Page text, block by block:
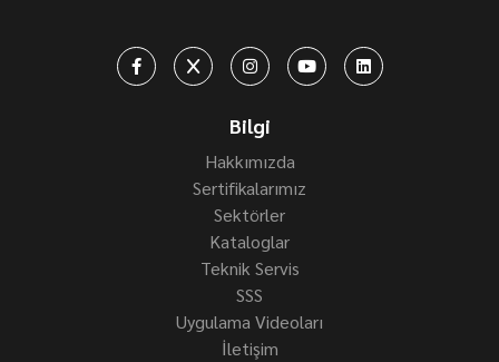
Bilgi
Hakkımızda
Sertifikalarımız
Sektörler
Kataloglar
Teknik Servis
SSS
Uygulama Videoları
İletişim